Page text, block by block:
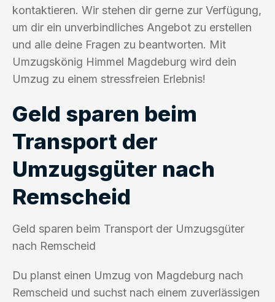
kontaktieren. Wir stehen dir gerne zur Verfügung,
um dir ein unverbindliches Angebot zu erstellen
und alle deine Fragen zu beantworten. Mit
Umzugskönig Himmel Magdeburg wird dein
Umzug zu einem stressfreien Erlebnis!
Geld sparen beim
Transport der
Umzugsgüter nach
Remscheid
Geld sparen beim Transport der Umzugsgüter
nach Remscheid
Du planst einen Umzug von Magdeburg nach
Remscheid und suchst nach einem zuverlässigen